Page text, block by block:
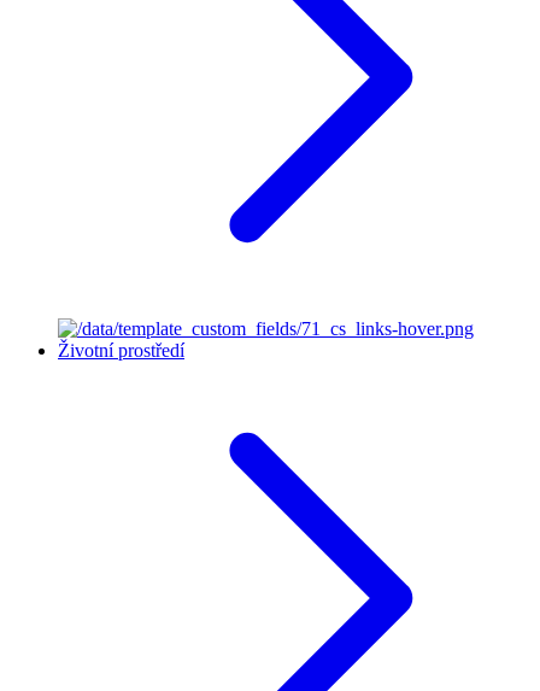
Životní prostředí